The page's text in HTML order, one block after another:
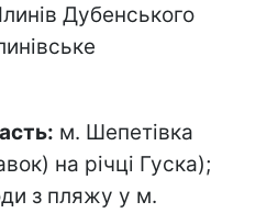
Дубенського
м. Шепетівка
на річці Гуска);
з пляжу у м.